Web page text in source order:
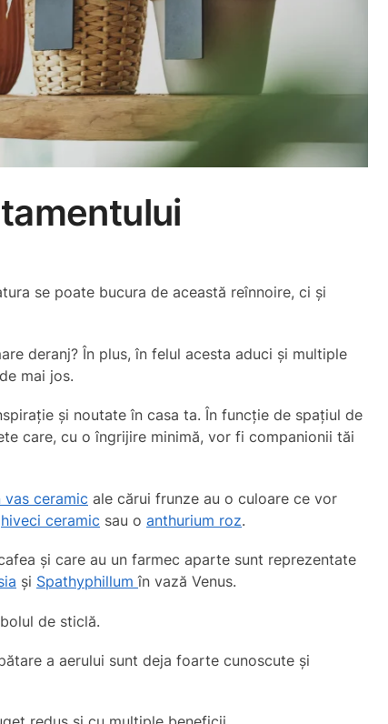
se poate bucura de această reînnoire, ci și
deranj? În plus, în felul acesta aduci și multiple
mai jos.
și noutate în casa ta. În funcție de spațiul de
care, cu o îngrijire minimă, vor fi companionii tăi
vas ceramic ale cărui frunze au o culoare ce vor
ceramic sau o anthurium roz.
și care au un farmec aparte sunt reprezentate
și Spathyphillumîn vază Venus.
de sticlă.
a aerului sunt deja foarte cunoscute și